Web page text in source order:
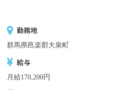
勤務地
群馬県邑楽郡大泉町
給与
月給170,200円